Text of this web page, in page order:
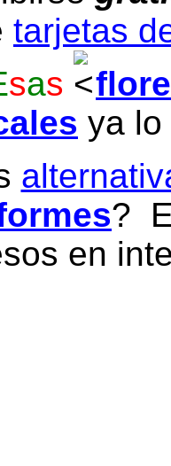
tarjetas
sas
ya
?
en